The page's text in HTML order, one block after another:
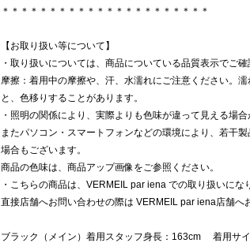
＊＊＊＊＊＊＊＊＊＊＊＊＊＊＊＊＊＊＊＊＊＊
【お取り扱い等について】
・取り扱いについては、商品についている品質表示でご確
摩擦：着用中の摩擦や、汗、水濡れにご注意ください。
と、色移りすることがあります。
・照明の関係により、実際よりも色味が違って見える場合
またパソコン・スマートフォンなどの環境により、若干
場合もございます。
商品の色味は、商品アップ画像をご参照ください。
・こちらの商品は、VERMEIL par iena での取り扱いにな
直接店舗へお問い合わせの際は VERMEIL par iena店舗へ
ブラック（メイン）着用スタッフ身長：163cm 着用サ